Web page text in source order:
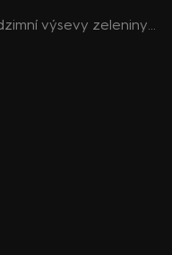
Podzimní výsevy zeleniny a rostlin